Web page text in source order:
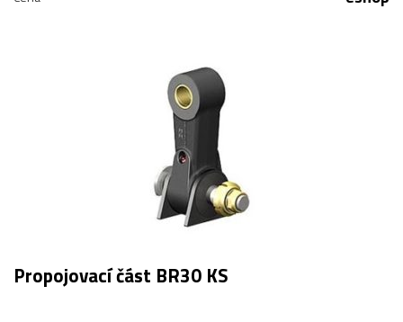
Propojovací část BR30 KS